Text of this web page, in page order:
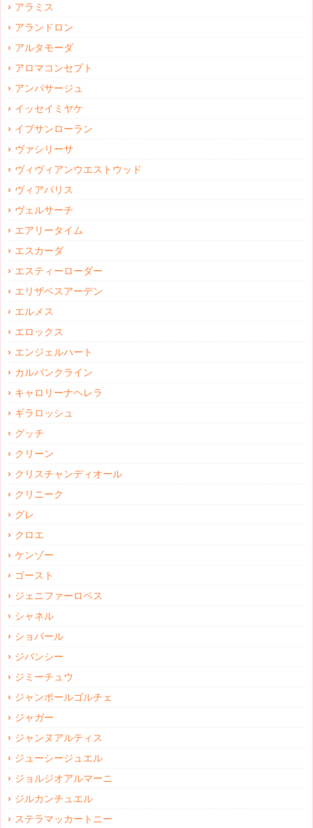
アラミス
アランドロン
アルタモーダ
アロマコンセプト
アンパサージュ
イッセイミヤケ
イブサンローラン
ヴァシリーサ
ヴィヴィアンウエストウッド
ヴィアパリス
ヴェルサーチ
エアリータイム
エスカーダ
エスティーローダー
エリザベスアーデン
エルメス
エロックス
エンジェルハート
カルバンクライン
キャロリーナヘレラ
ギラロッシュ
グッチ
クリーン
クリスチャンディオール
クリニーク
グレ
クロエ
ケンゾー
ゴースト
ジェニファーロペス
シャネル
ショパール
ジバンシー
ジミーチュウ
ジャンポールゴルチェ
ジャガー
ジャンヌアルティス
ジューシージュエル
ジョルジオアルマーニ
ジルカンチュエル
ステラマッカートニー